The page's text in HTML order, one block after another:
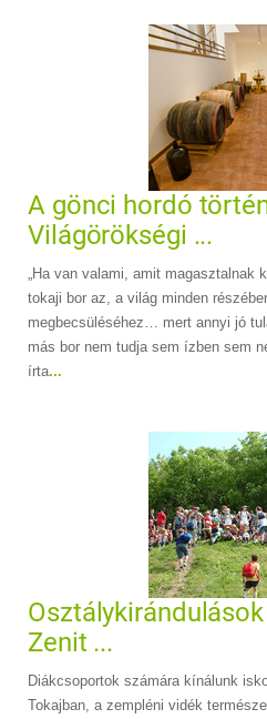
A gönci hordó
Világörökségi ...
„Ha van valami, amit magasztalnak
tokaji bor az, a világ minden
megbecsüléséhez… mert annyi jó
más bor nem tudja sem ízben sem
írta...
Zenit ...
Diákcsoportok számára kínálunk
Tokajban, a zempléni vidék